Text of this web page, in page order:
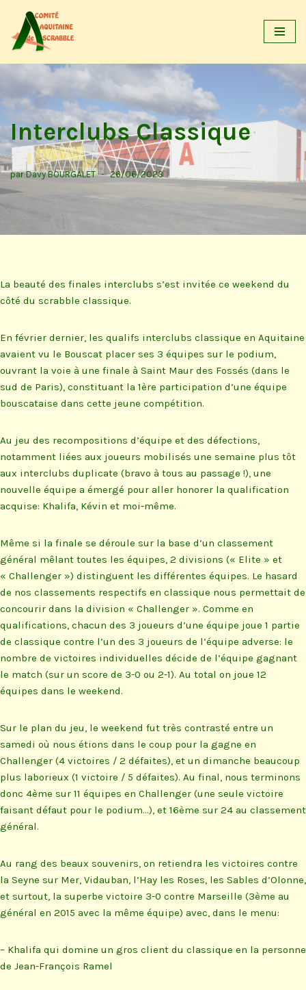
Aller
au
contenu
Interclubs Classique
parDavy BOURGALET 26/06/2023
La beauté des finales interclubs s’est invitée ce weekend du
côté du scrabble classique.
En février dernier, les qualifs interclubs classique en Aquitaine
avaient vu le Bouscat placer ses 3 équipes sur le podium,
ouvrant la voie à une finale à Saint Maur des Fossés (dans le
sud de Paris), constituant la 1ère participation d’une équipe
bouscataise dans cette jeune compétition.
Au jeu des recompositions d’équipe et des défections,
notamment liées aux joueurs mobilisés une semaine plus tôt
aux interclubs duplicate (bravo à tous au passage !), une
nouvelle équipe a émergé pour aller honorer la qualification
acquise: Khalifa, Kévin et moi-même.
Même si la finale se déroule sur la base d’un classement
général mêlant toutes les équipes, 2 divisions (« Elite » et
« Challenger ») distinguent les différentes équipes. Le hasard
de nos classements respectifs en classique nous permettait de
concourir dans la division « Challenger ». Comme en
qualifications, chacun des 3 joueurs d’une équipe joue 1 partie
de classique contre l’un des 3 joueurs de l’équipe adverse: le
nombre de victoires individuelles décide de l’équipe gagnant
le match (sur un score de 3-0 ou 2-1). Au total on joue 12
équipes dans le weekend.
Sur le plan du jeu, le weekend fut très contrasté entre un
samedi où nous étions dans le coup pour la gagne en
Challenger (4 victoires / 2 défaites), et un dimanche beaucoup
plus laborieux (1 victoire / 5 défaites). Au final, nous terminons
donc 4ème sur 11 équipes en Challenger (une seule victoire
faisant défaut pour le podium…), et 16ème sur 24 au classement
général.
Au rang des beaux souvenirs, on retiendra les victoires contre
la Seyne sur Mer, Vidauban, l’Hay les Roses, les Sables d’Olonne,
et surtout, la superbe victoire 3-0 contre Marseille (3ème au
général en 2015 avec la même équipe) avec, dans le menu:
– Khalifa qui domine un gros client du classique en la personne
de Jean-François Ramel